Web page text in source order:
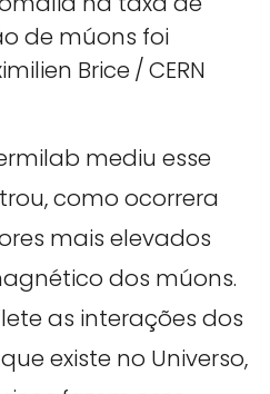
de múons foi
Brice / CERN
mediu esse
como ocorrera
mais elevados
dos múons.
as interações dos
existe no Universo,